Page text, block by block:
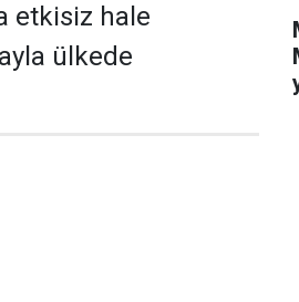
etkisiz hale
ülkede